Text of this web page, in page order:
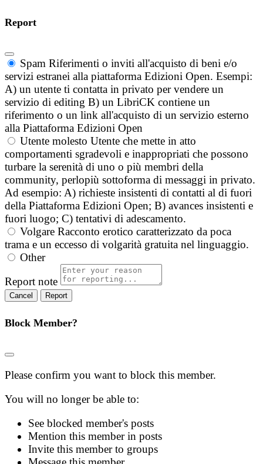
Report
Spam Riferimenti o inviti all'acquisto di beni e/o
servizi estranei alla piattaforma Edizioni Open. Esempi:
A) un utente ti contatta in privato per vendere un
servizio di editing B) un LibriCK contiene un
riferimento o un link all'acquisto di un servizio esterno
alla Piattaforma Edizioni Open
Utente molesto Utente che mette in atto
comportamenti sgradevoli e inappropriati che possono
turbare la serenità di uno o più membri della
community, perlopiù sottoforma di messaggi in privato.
Ad esempio: A) richieste insistenti di contatti al di fuori
della Piattaforma Edizioni Open; B) avances insistenti e
fuori luogo; C) tentativi di adescamento.
Volgare Racconto erotico caratterizzato da poca
trama e un eccesso di volgarità gratuita nel linguaggio.
Other
Report note
Report
Block Member?
Please confirm you want to block this member.
You will no longer be able to:
See blocked member's posts
Mention this member in posts
Invite this member to groups